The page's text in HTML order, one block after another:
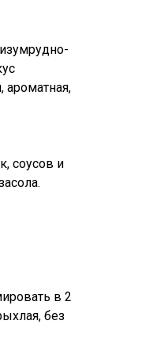
ароматная,
соусов и
в 2
без